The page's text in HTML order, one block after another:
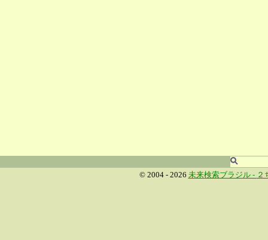
© 2004 - 2026 未来検索ブラジル - ２